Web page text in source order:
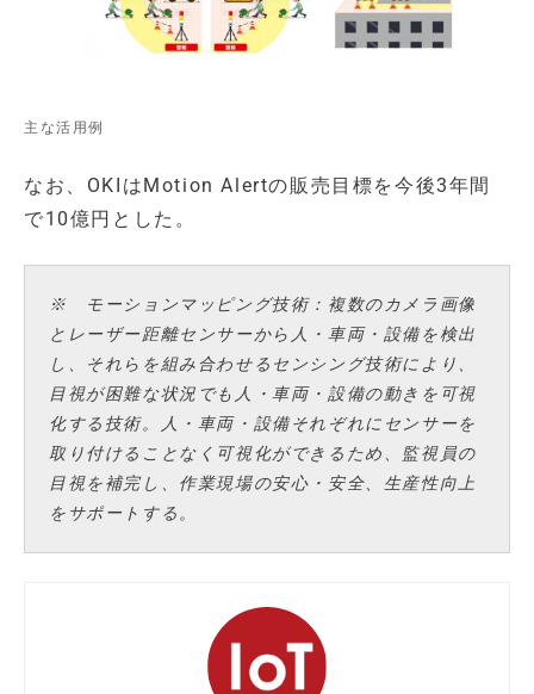
主な活用例
なお、OKIはMotion Alertの販売目標を今後3年間
で10億円とした。
※ モーションマッピング技術：複数のカメラ画像
とレーザー距離センサーから人・車両・設備を検出
し、それらを組み合わせるセンシング技術により、
目視が困難な状況でも人・車両・設備の動きを可視
化する技術。人・車両・設備それぞれにセンサーを
取り付けることなく可視化ができるため、監視員の
目視を補完し、作業現場の安心・安全、生産性向上
をサポートする。